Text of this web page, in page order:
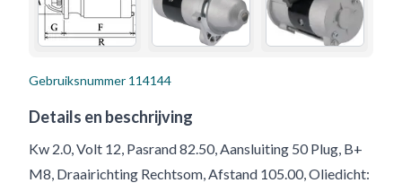
Gebruiksnummer 114144
Details en beschrijving
Kw 2.0, Volt 12, Pasrand 82.50, Aansluiting 50 Plug, B+
M8, Draairichting Rechtsom, Afstand 105.00, Oliedicht: